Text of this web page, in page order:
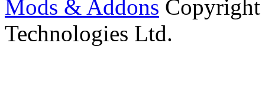
Mods & Addons
Technologies Ltd.